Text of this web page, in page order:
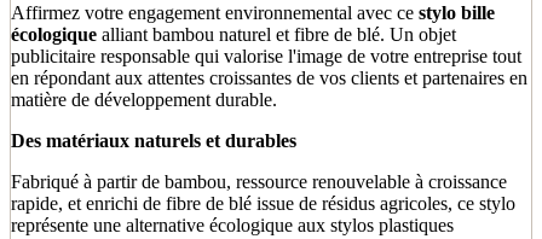
Affirmez votre engagement environnemental avec ce stylo bille
écologique alliant bambou naturel et fibre de blé. Un objet
publicitaire responsable qui valorise l'image de votre entreprise tout
en répondant aux attentes croissantes de vos clients et partenaires en
matière de développement durable.
Des matériaux naturels et durables
Fabriqué à partir de bambou, ressource renouvelable à croissance
rapide, et enrichi de fibre de blé issue de résidus agricoles, ce stylo
représente une alternative écologique aux stylos plastiques